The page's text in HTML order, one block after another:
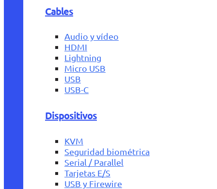
Cables
Audio y vídeo
HDMI
Lightning
Micro USB
USB
USB-C
Dispositivos
KVM
Seguridad biométrica
Serial / Parallel
Tarjetas E/S
USB y Firewire